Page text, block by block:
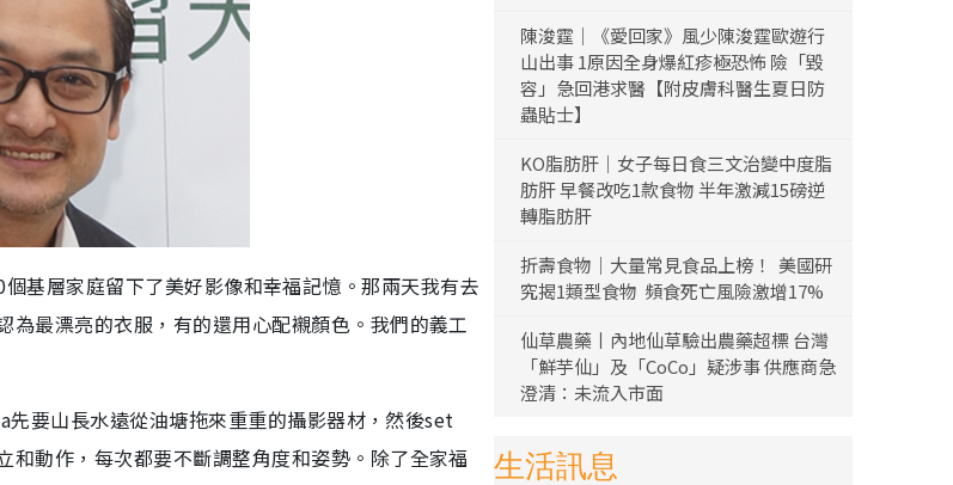
基層家庭留下了美好影像和幸福記憶。那兩天我有去
最漂亮的衣服，有的還用心配襯顏色。我們的義工
要山長水遠從油塘拖來重重的攝影器材，然後set
動作，每次都要不斷調整角度和姿勢。除了全家福
陳浚霆｜《愛回家》風少陳浚霆歐遊行
山出事 1原因全身爆紅疹極恐怖 險「毀
容」急回港求醫【附皮膚科醫生夏日防
蟲貼士】
KO脂肪肝｜女子每日食三文治變中度脂
肪肝 早餐改吃1款食物 半年激減15磅逆
轉脂肪肝
折壽食物｜大量常見食品上榜！ 美國研
究揭1類型食物 頻食死亡風險激增17%
仙草農藥丨內地仙草驗出農藥超標 台灣
「鮮芋仙」及「CoCo」疑涉事 供應商急
澄清：未流入市面
生活訊息